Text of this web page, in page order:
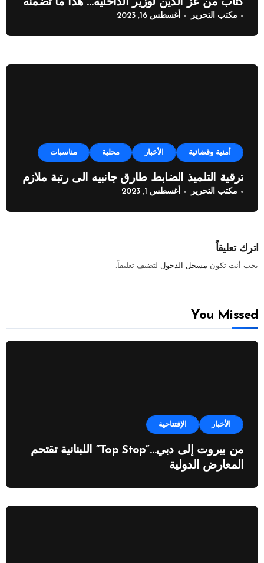
كتابٌ من عز الدين لوزير الداخلية… هذا ما تضمّنه
مكتب التحرير أغسطس 16, 2023
أمنية وقضائية الأخبار محلية مناسبات
ترقية التلميذ الضابط طارق جانبيه الى رتبة ملازم
مكتب التحرير أغسطس 1, 2023
اترك تعليقاً
يجب أنت تكون مسجل الدخول لتضيف تعليقاً.
You Missed
الأخبار الإفتتاحية
من بيروت إلى دبي…”Top Stop” اللبنانية تقتحم
المعارض الدولية